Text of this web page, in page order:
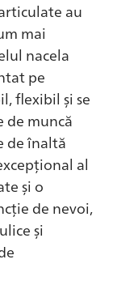
au
mai
nacela
pe
flexibil și se
de muncă
de înaltă
al
și o
de nevoi,
și